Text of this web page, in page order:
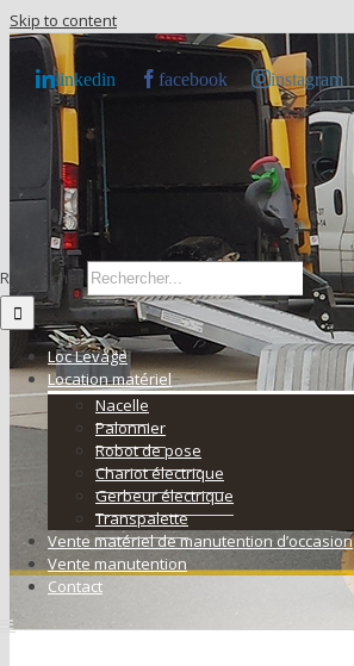
Skip to content
linkedin facebook instagram
Rechercher
Loc Levage
Location matériel
Nacelle
Palonnier
Robot de pose
Chariot électrique
Gerbeur électrique
Transpalette
Vente matériel de manutention d’occasion
Vente manutention
Contact